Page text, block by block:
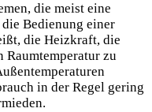
die meist eine
Bedienung einer
die Heizkraft, die
Raumtemperatur zu
in der Regel gering